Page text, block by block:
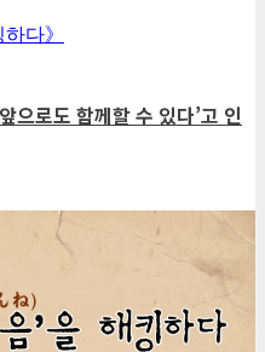
다》
으로도 함께할 수 있다’고 인